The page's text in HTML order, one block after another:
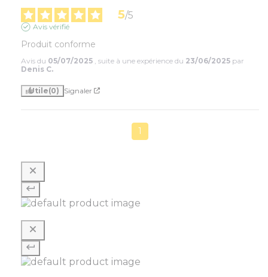
5/5
Avis vérifié
Produit conforme
Avis du 05/07/2025 , suite à une expérience du 23/06/2025 par
Denis C.
Utile(0) Signaler
1